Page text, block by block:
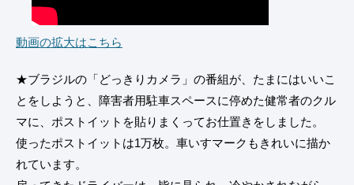
動画の拡大はこちら
★ブラジルの「どっきりカメラ」の番組が、たまにはいいこ
とをしようと、障害者用駐車スペースに停めた健常者のクル
マに、ポストイットを貼りまくってお仕置きをしました。
使ったポストイットは1万枚。車いすマークもきれいに描か
れています。